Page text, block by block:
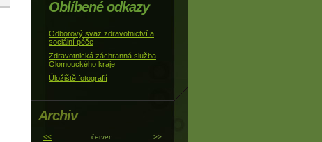
Oblíbené odkazy
Odborový svaz zdravotnictví a
sociální péče
Zdravotnická záchranná služba
Olomouckého kraje
Úložiště fotografií
Archiv
<< červen
>>